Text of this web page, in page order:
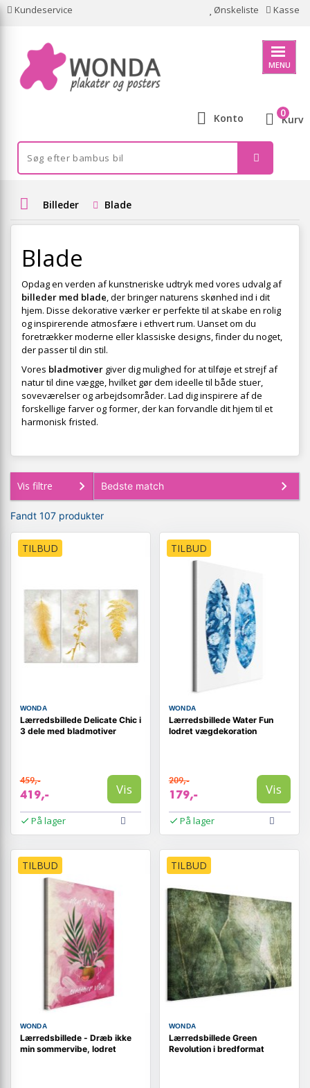
Kundeservice Ønskeliste Kasse
MENU
Konto Kurv
0
Billeder Blade
Blade
Opdag en verden af kunstneriske udtryk med vores udvalg af
billeder med blade, der bringer naturens skønhed ind i dit
hjem. Disse dekorative værker er perfekte til at skabe en rolig
og inspirerende atmosfære i ethvert rum. Uanset om du
foretrækker moderne eller klassiske designs, finder du noget,
der passer til din stil.
Vores bladmotiver giver dig mulighed for at tilføje et strejf af
natur til dine vægge, hvilket gør dem ideelle til både stuer,
soveværelser og arbejdsområder. Lad dig inspirere af de
forskellige farver og former, der kan forvandle dit hjem til et
harmonisk fristed.
Vis filtre
Fandt 107 produkter
TILBUD
WONDA
Lærredsbillede Delicate Chic i
3 dele med bladmotiver
459,-
419,- Vis
På lager
TILBUD
WONDA
Lærredsbillede Water Fun
lodret vægdekoration
209,-
179,- Vis
På lager
TILBUD
WONDA
Lærredsbillede - Dræb ikke
min sommervibe, lodret
TILBUD
WONDA
Lærredsbillede Green
Revolution i bredformat